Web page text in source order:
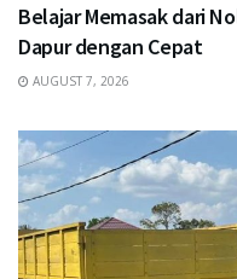
Belajar Memasak dari
Dapur dengan Cepat
AUGUST 7, 2026